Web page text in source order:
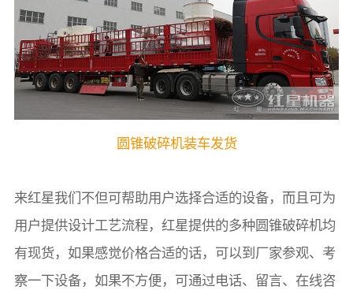
圆锥破碎机装车发货
来红星我们不但可帮助用户选择合适的设备，而且可为
用户提供设计工艺流程，红星提供的多种圆锥破碎机均
有现货，如果感觉价格合适的话，可以到厂家参观、考
察一下设备，如果不方便，可通过电话、留言、在线咨